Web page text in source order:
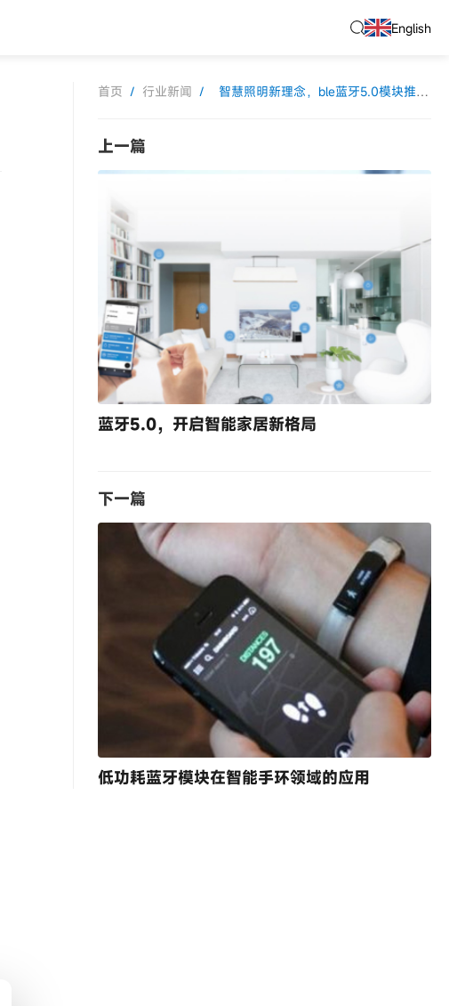
English
首页 / 行业新闻 / 智慧照明新理念，ble蓝牙5.0模块推动照明行业新发展
上一篇
蓝牙5.0，开启智能家居新格局
下一篇
低功耗蓝牙模块在智能手环领域的应用